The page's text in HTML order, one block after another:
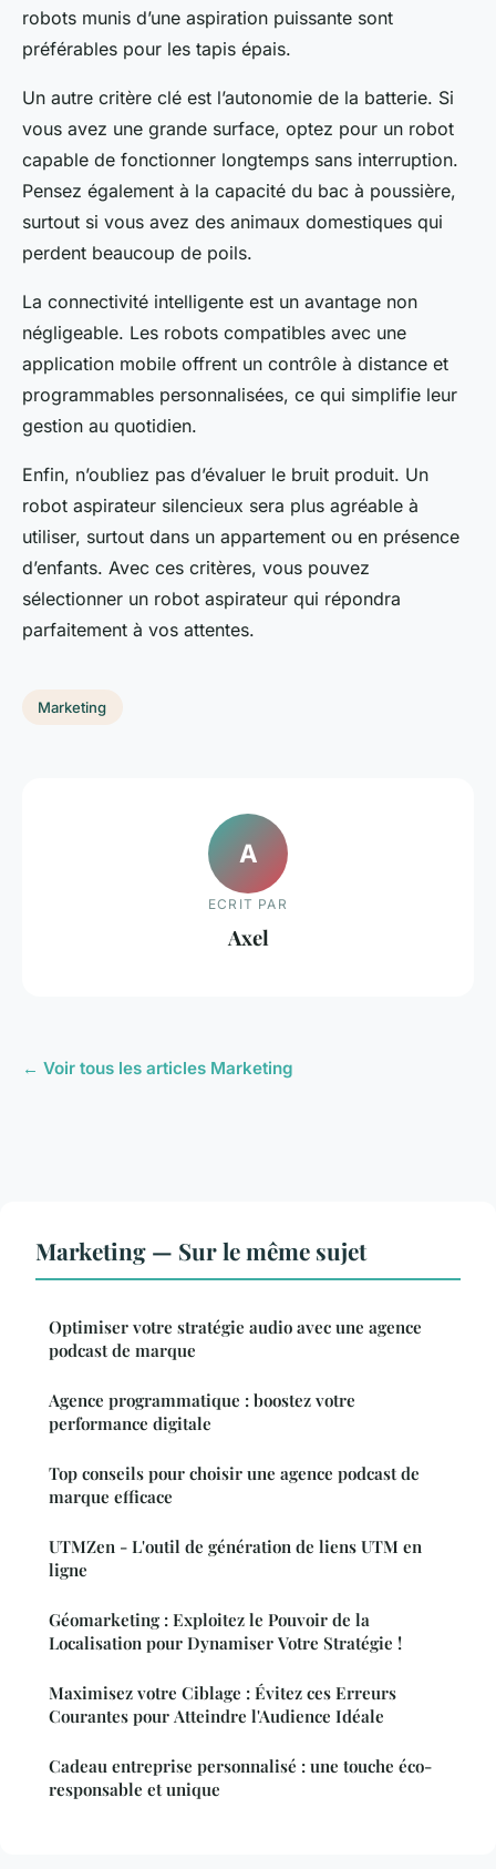
robots munis d’une aspiration puissante sont
préférables pour les tapis épais.
Un autre critère clé est l’autonomie de la batterie. Si
vous avez une grande surface, optez pour un robot
capable de fonctionner longtemps sans interruption.
Pensez également à la capacité du bac à poussière,
surtout si vous avez des animaux domestiques qui
perdent beaucoup de poils.
La connectivité intelligente est un avantage non
négligeable. Les robots compatibles avec une
application mobile offrent un contrôle à distance et
programmables personnalisées, ce qui simplifie leur
gestion au quotidien.
Enfin, n’oubliez pas d’évaluer le bruit produit. Un
robot aspirateur silencieux sera plus agréable à
utiliser, surtout dans un appartement ou en présence
d’enfants. Avec ces critères, vous pouvez
sélectionner un robot aspirateur qui répondra
parfaitement à vos attentes.
Marketing
A
ECRIT PAR
Axel
← Voir tous les articles Marketing
Marketing — Sur le même sujet
Optimiser votre stratégie audio avec une agence
podcast de marque
Agence programmatique : boostez votre
performance digitale
Top conseils pour choisir une agence podcast de
marque efficace
UTMZen - L'outil de génération de liens UTM en
ligne
Géomarketing : Exploitez le Pouvoir de la
Localisation pour Dynamiser Votre Stratégie !
Maximisez votre Ciblage : Évitez ces Erreurs
Courantes pour Atteindre l'Audience Idéale
Cadeau entreprise personnalisé : une touche éco-
responsable et unique